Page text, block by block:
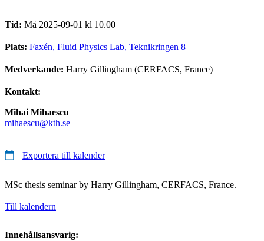
Tid: Må 2025-09-01 kl 10.00
Plats: Faxén, Fluid Physics Lab, Teknikringen 8
Medverkande: Harry Gillingham (CERFACS, France)
Kontakt:
Mihai Mihaescu
mihaescu@kth.se
Exportera till kalender
MSc thesis seminar by Harry Gillingham, CERFACS, France.
Till kalendern
Innehållsansvarig: